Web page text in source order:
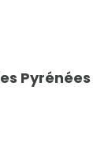
Pyrénées